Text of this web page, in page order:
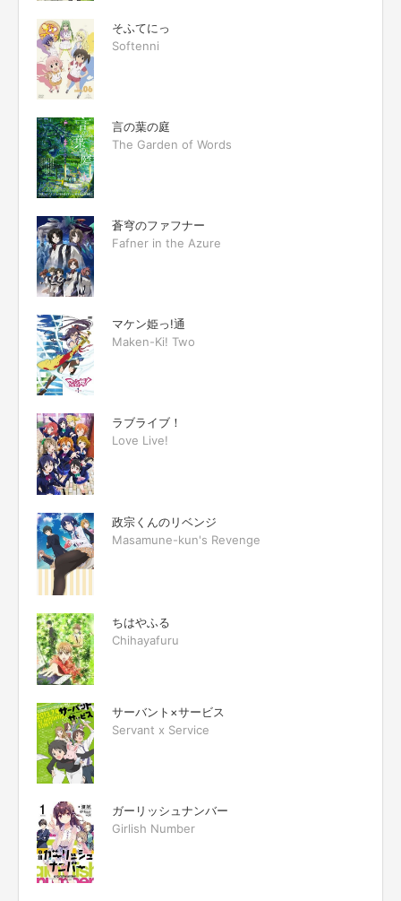
そふてにっ
Softenni
言の葉の庭
The Garden of Words
蒼穹のファフナー
Fafner in the Azure
マケン姫っ!通
Maken-Ki! Two
ラブライブ！
Love Live!
政宗くんのリベンジ
Masamune-kun's Revenge
ちはやふる
Chihayafuru
サーバント×サービス
Servant x Service
ガーリッシュナンバー
Girlish Number